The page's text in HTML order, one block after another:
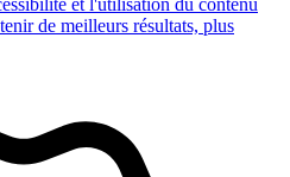
et l'utilisation du contenu
de meilleurs résultats, plus